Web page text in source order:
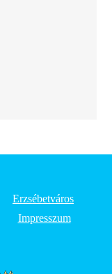
Erzsébetváros
Impresszum